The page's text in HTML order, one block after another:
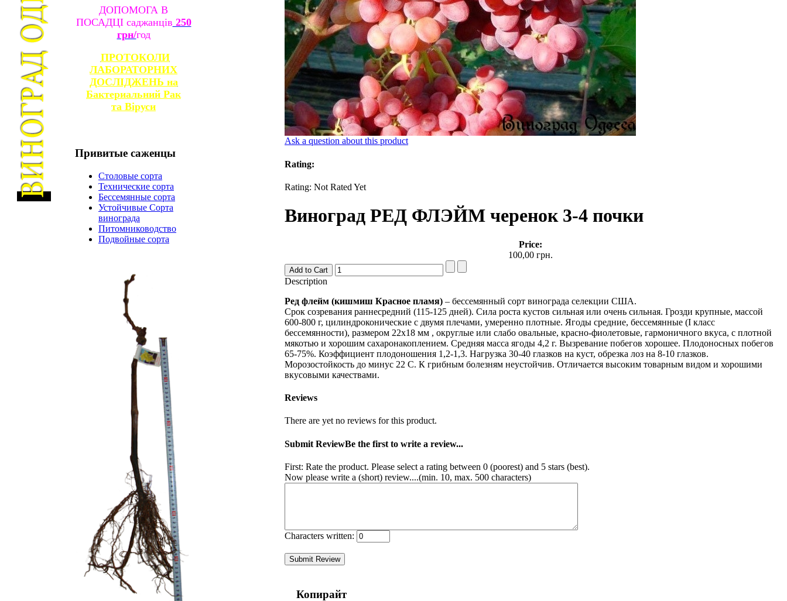
ДОПОМОГА В
ПОСАДЦІ саджанців 250
грн/год
ПРОТОКОЛИ
ЛАБОРАТОРНИХ
ДОСЛІДЖЕНЬ на
Бактериальний Рак
та Віруси
Привитые саженцы
Столовые сорта
Технические сорта
Бессемянные сорта
Устойчивые Сорта
винограда
Питомниководство
Подвойные сорта
Ask a question about this product
Rating:
Rating: Not Rated Yet
Виноград РЕД ФЛЭЙМ черенок 3-4 почки
Price:
100,00 грн.
Description
Ред флейм (кишмиш Красное пламя) – бессемянный сорт винограда селекции США.
Срок созревания раннесредний (115-125 дней). Сила роста кустов сильная или очень сильная. Грозди крупные, массой
600-800 г, цилиндроконические с двумя плечами, умеренно плотные. Ягоды средние, бессемянные (I класс
бессемянности), размером 22х18 мм , округлые или слабо овальные, красно-фиолетовые, гармоничного вкуса, с плотной
мякотью и хорошим сахаронакоплением. Средняя масса ягоды 4,2 г. Вызревание побегов хорошее. Плодоносных побегов
65-75%. Коэффициент плодоношения 1,2-1,3. Нагрузка 30-40 глазков на куст, обрезка лоз на 8-10 глазков.
Морозостойкость до минус 22 С. К грибным болезням неустойчив. Отличается высоким товарным видом и хорошими
вкусовыми качествами.
Reviews
There are yet no reviews for this product.
Submit ReviewBe the first to write a review...
First: Rate the product. Please select a rating between 0 (poorest) and 5 stars (best).
Now please write a (short) review....(min. 10, max. 500 characters)
Characters written:
Копирайт